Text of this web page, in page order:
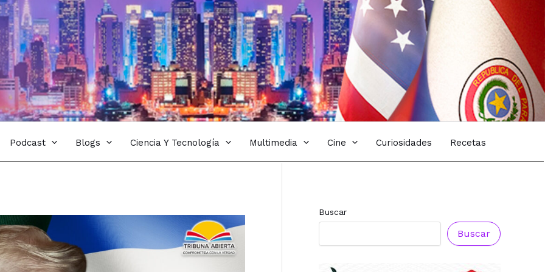
Podcast Blogs Ciencia Y Tecnología Multimedia Cine Curiosidades Recetas
Buscar
Buscar